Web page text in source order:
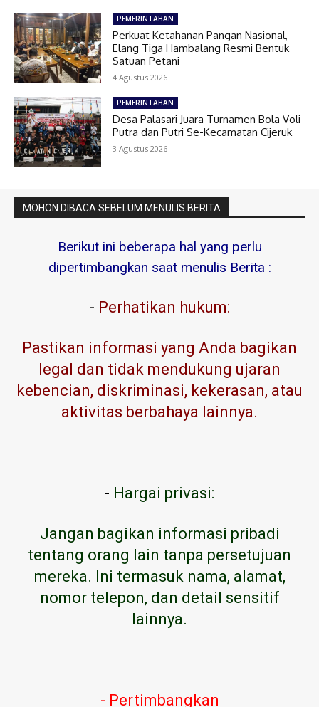
PEMERINTAHAN
Perkuat Ketahanan Pangan Nasional,
Elang Tiga Hambalang Resmi Bentuk
Satuan Petani
4 Agustus 2026
PEMERINTAHAN
Desa Palasari Juara Turnamen Bola Voli
Putra dan Putri Se-Kecamatan Cijeruk
3 Agustus 2026
MOHON DIBACA SEBELUM MENULIS BERITA
Berikut ini beberapa hal yang perlu
dipertimbangkan saat menulis Berita :
- Perhatikan hukum:
Pastikan informasi yang Anda bagikan
legal dan tidak mendukung ujaran
kebencian, diskriminasi, kekerasan, atau
aktivitas berbahaya lainnya.
- Hargai privasi:
Jangan bagikan informasi pribadi
tentang orang lain tanpa persetujuan
mereka. Ini termasuk nama, alamat,
nomor telepon, dan detail sensitif
lainnya.
- Pertimbangkan